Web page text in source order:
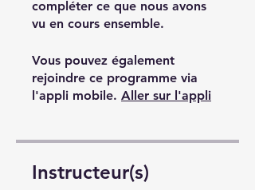
compléter ce que nous avons
vu en cours ensemble.
Vous pouvez également
rejoindre ce programme via
l'appli mobile. Aller sur l'appli
Instructeur(s)